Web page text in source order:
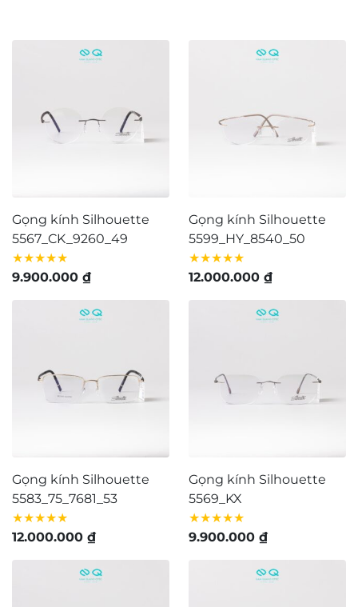
Gọng kính Silhouette
5567_CK_9260_49
★★★★★
9.900.000 ₫
Gọng kính Silhouette
5599_HY_8540_50
★★★★★
12.000.000 ₫
Gọng kính Silhouette
5583_75_7681_53
★★★★★
12.000.000 ₫
Gọng kính Silhouette
5569_KX
★★★★★
9.900.000 ₫